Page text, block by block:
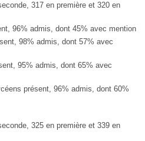
317 en première et 320 en
96% admis, dont 45% avec mention
98% admis, dont 57% avec
95% admis, dont 65% avec
présent, 96% admis, dont 60%
325 en première et 339 en